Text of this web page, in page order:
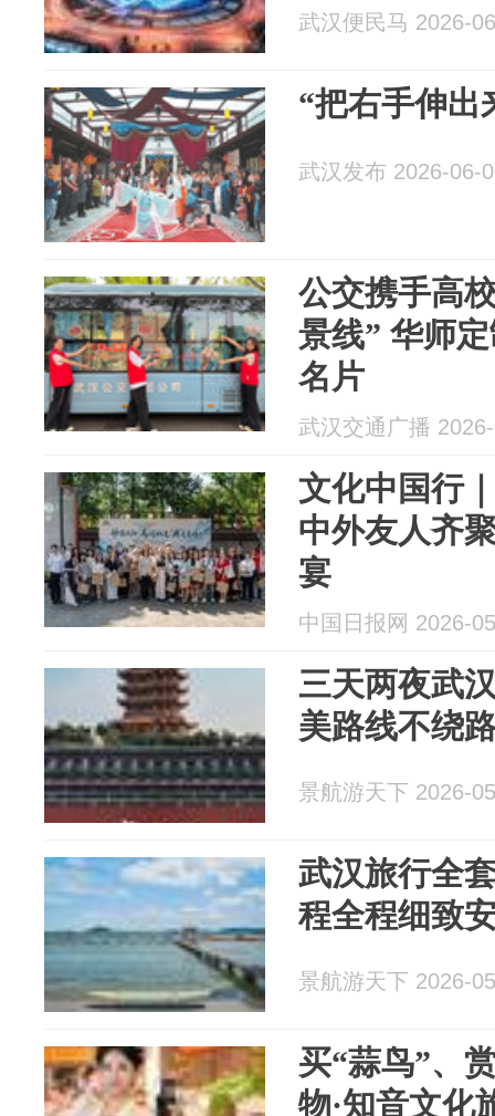
武汉便民马 2026-
“把右手伸出
武汉发布 2026-06-
公交携手高
景线” 华师
名片
武汉交通广播
文化中国行
中外友人齐
宴
中国日报网 2026-
三天两夜武
美路线不绕
景航游天下 2026-
武汉旅行全
程全程细致
景航游天下 2026-
买“蒜鸟”、
物·知音文化